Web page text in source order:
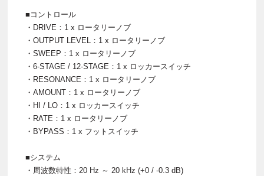
■コントロール
・DRIVE：1 x ロータリーノブ
・OUTPUT LEVEL：1 x ロータリーノブ
・SWEEP：1 x ロータリーノブ
・6-STAGE / 12-STAGE：1 x ロッカースイッチ
・RESONANCE：1 x ロータリーノブ
・AMOUNT：1 x ロータリーノブ
・HI / LO：1 x ロッカースイッチ
・RATE：1 x ロータリーノブ
・BYPASS：1 x フットスイッチ
■システム
・周波数特性：20 Hz ～ 20 kHz (+0 / -0.3 dB)